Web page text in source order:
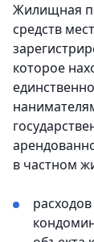
Жилищная
средств
которое
в частном